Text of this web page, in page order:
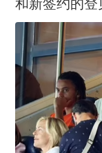
和新签约的登